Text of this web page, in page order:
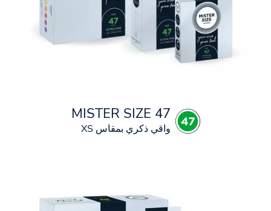
MISTER SIZE 47
واقي ذكري بمقاس XS